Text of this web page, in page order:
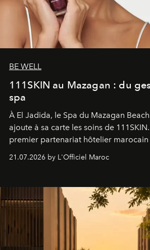
BE WELL
111SKIN au Mazagan : du
spa
À El Jadida, le Spa du Mazagan
ajoute à sa carte les soins de
premier partenariat hôtelier
britannique, née dans un cabinet de
londonien et construite depuis autour
21.07.2026 by L'Officiel Maroc